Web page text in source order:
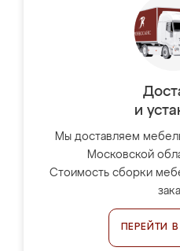
и
Мы доставляем
Московской
Стоимость сборки
ПЕРЕЙТИ